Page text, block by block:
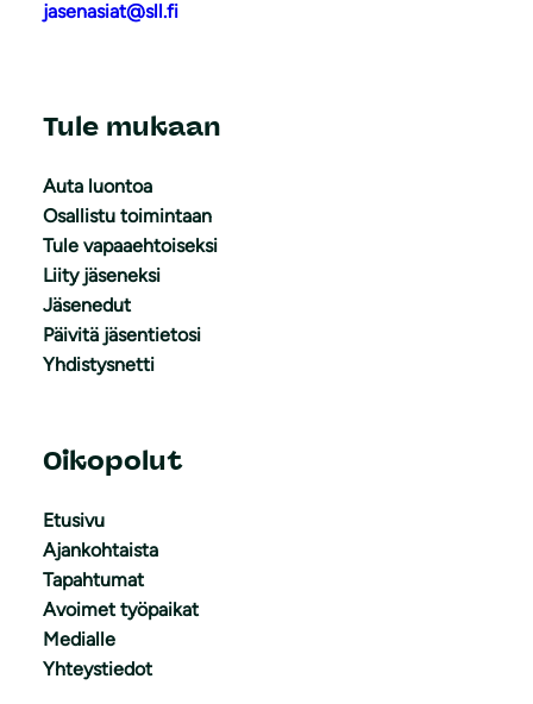
jasenasiat@sll.fi
Tule mukaan
Auta luontoa
Osallistu toimintaan
Tule vapaaehtoiseksi
Liity jäseneksi
Jäsenedut
Päivitä jäsentietosi
Yhdistysnetti
Oikopolut
Etusivu
Ajankohtaista
Tapahtumat
Avoimet työpaikat
Medialle
Yhteystiedot